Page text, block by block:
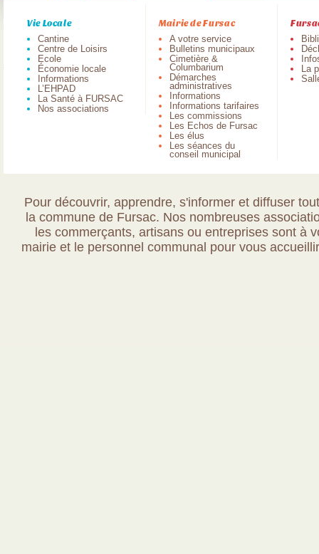
Vie Locale
Cantine
Centre de Loisirs
Ecole
Économie locale
Informations
L’EHPAD
La Santé à FURSAC
Nos associations
Mairie de Fursac
A votre service
Bulletins municipaux
Cimetière &
Columbarium
Démarches
administratives
Informations
Informations tarifaires
Les commissions
Les Echos de Fursac
Les élus
Les séances du
conseil municipal
La
Pour découvrir, apprendre, s'informer et diffuser
la commune de Fursac. Nos nombreuses
les commerçants, artisans ou entreprises sont à
mairie et le personnel communal pour vous